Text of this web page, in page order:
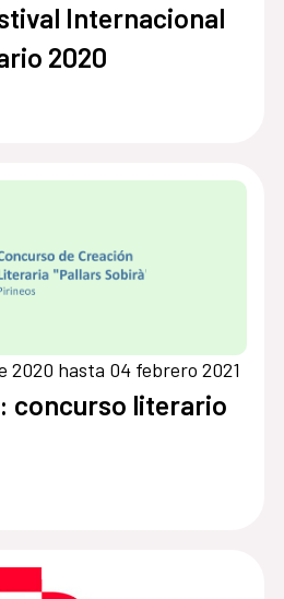
Internacional
2020
2020 hasta 04 febrero 2021
concurso literario